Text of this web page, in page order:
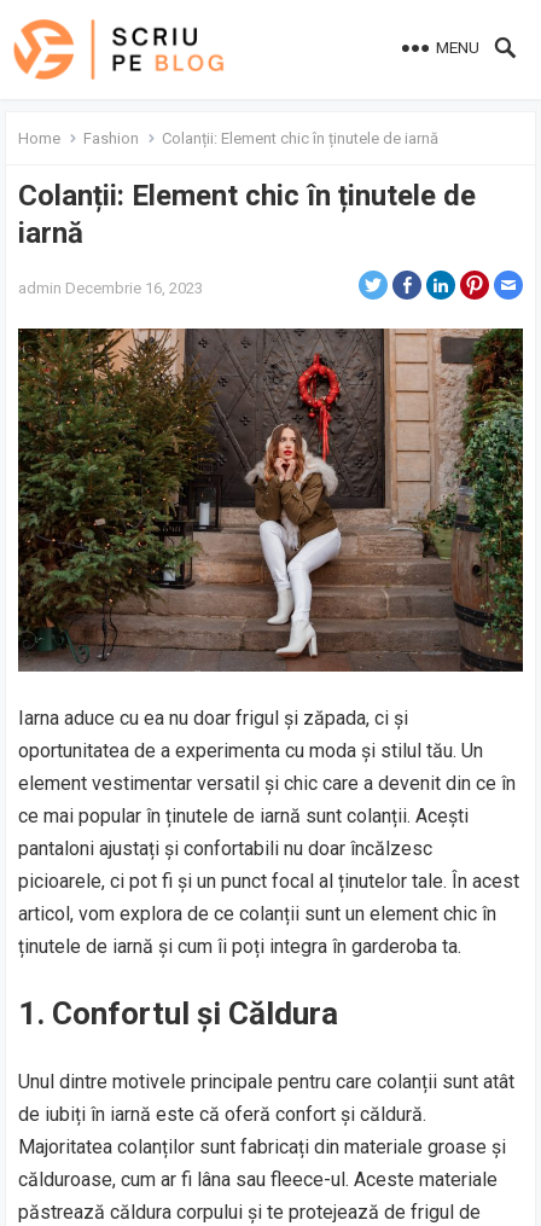
MENU
Home Fashion Colanții: Element chic în ținutele de iarnă
Colanții: Element chic în ținutele de
iarnă
admin Decembrie 16, 2023
Iarna aduce cu ea nu doar frigul și zăpada, ci și
oportunitatea de a experimenta cu moda și stilul tău. Un
element vestimentar versatil și chic care a devenit din ce în
ce mai popular în ținutele de iarnă sunt colanții. Acești
pantaloni ajustați și confortabili nu doar încălzesc
picioarele, ci pot fi și un punct focal al ținutelor tale. În acest
articol, vom explora de ce colanții sunt un element chic în
ținutele de iarnă și cum îi poți integra în garderoba ta.
1. Confortul și Căldura
Unul dintre motivele principale pentru care colanții sunt atât
de iubiți în iarnă este că oferă confort și căldură.
Majoritatea colanților sunt fabricați din materiale groase și
călduroase, cum ar fi lâna sau fleece-ul. Aceste materiale
păstrează căldura corpului și te protejează de frigul de